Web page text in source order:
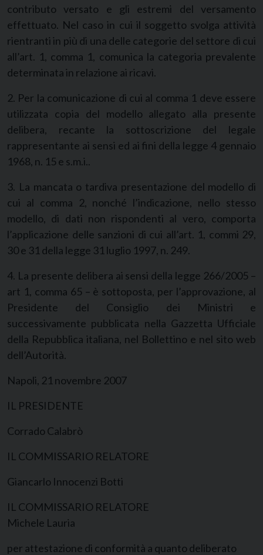
contributo versato e gli estremi del versamento
effettuato. Nel caso in cui il soggetto svolga attività
rientranti in più di una delle categorie del settore di cui
all’art. 1, comma 1, comunica la categoria prevalente
determinata in relazione ai ricavi.
2. Per la comunicazione di cui al comma 1 deve essere
utilizzata copia del modello allegato alla presente
delibera, recante la sottoscrizione del legale
rappresentante ai sensi ed ai fini della legge 4 gennaio
1968, n. 15 e s.m.i..
3. La mancata o tardiva presentazione del modello di
cui al comma 2, nonché l’indicazione, nello stesso
modello, di dati non rispondenti al vero, comporta
l’applicazione delle sanzioni di cui all’art. 1, commi 29,
30 e 31 della legge 31 luglio 1997, n. 249.
4. La presente delibera ai sensi della legge 266/2005 –
art 1, comma 65 – è sottoposta, per l’approvazione, al
Presidente del Consiglio dei Ministri e
successivamente pubblicata nella Gazzetta Ufficiale
della Repubblica italiana, nel Bollettino e nel sito web
dell’Autorità.
Napoli, 21 novembre 2007
IL PRESIDENTE
Corrado Calabrò
IL COMMISSARIO RELATORE
Giancarlo Innocenzi Botti
IL COMMISSARIO RELATORE
Michele Lauria
per attestazione di conformità a quanto deliberato